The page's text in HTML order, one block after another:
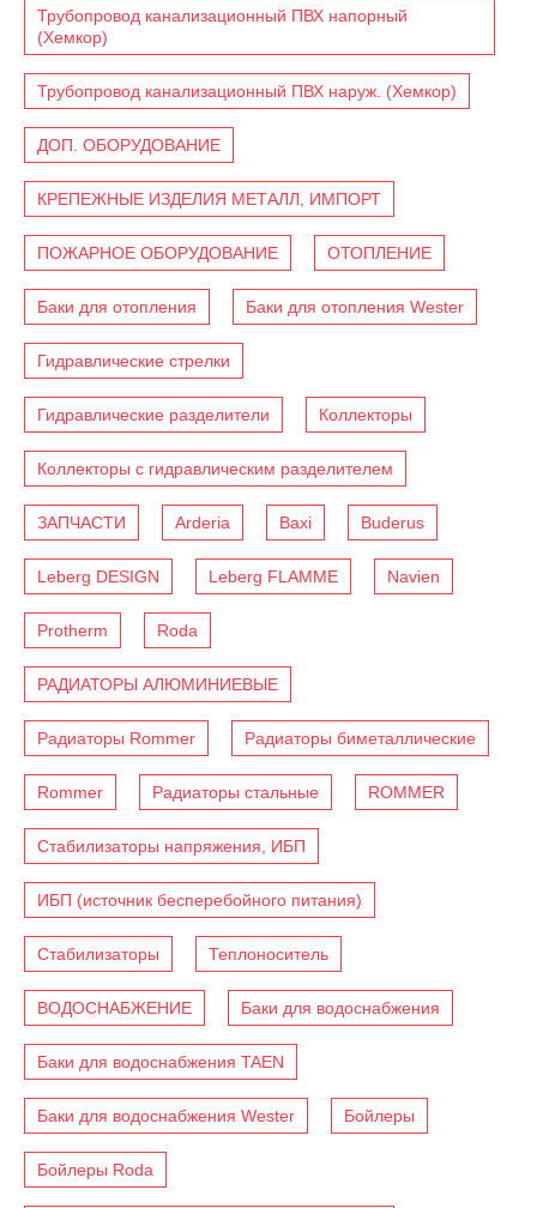
Трубопровод канализационный ПВХ напорный
(Хемкор)
Трубопровод канализационный ПВХ наруж. (Хемкор)
ДОП. ОБОРУДОВАНИЕ
КРЕПЕЖНЫЕ ИЗДЕЛИЯ МЕТАЛЛ, ИМПОРТ
ПОЖАРНОЕ ОБОРУДОВАНИЕ ОТОПЛЕНИЕ
Баки для отопления Баки для отопления Wester
Гидравлические стрелки
Гидравлические разделители Коллекторы
Коллекторы с гидравлическим разделителем
ЗАПЧАСТИ Arderia Baxi Buderus
Leberg DESIGN Leberg FLAMME Navien
Protherm Roda
РАДИАТОРЫ АЛЮМИНИЕВЫЕ
Радиаторы Rommer Радиаторы биметаллические
Rommer Радиаторы стальные ROMMER
Стабилизаторы напряжения, ИБП
ИБП (источник бесперебойного питания)
Стабилизаторы Теплоноситель
ВОДОСНАБЖЕНИЕ Баки для водоснабжения
Баки для водоснабжения TAEN
Баки для водоснабжения Wester Бойлеры
Бойлеры Roda